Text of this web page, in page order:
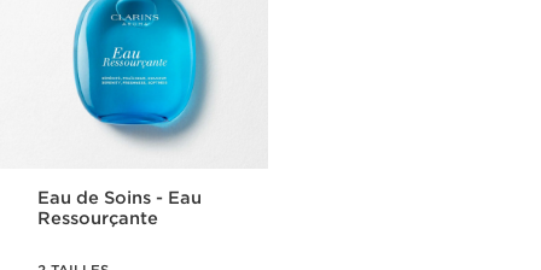
Eau de Soins - Eau
Ressourçante